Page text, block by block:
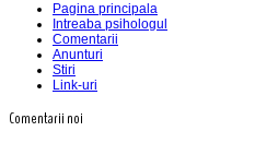
Pagina principala
Intreaba psihologul
Comentarii
Anunturi
Stiri
Link-uri
Comentarii noi